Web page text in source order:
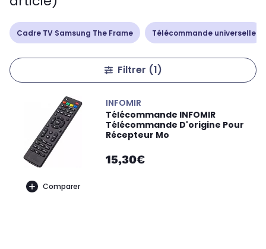
Cadre TV Samsung The Frame Télécommande universelle
Filtrer (1)
Comparer
INFOMIR
Télécommande INFOMIR
Télécommande D'origine Pour
Récepteur Mo
15,30€